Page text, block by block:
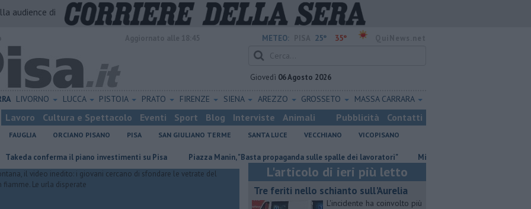
audience di
METEO: 25° 35°
Giovedì 06 Agosto 2026
LIVORNO LUCCA PISTOIA PRATO FIRENZE SIENA AREZZO GROSSETO MASSA CARRARA
Lavoro Cultura e Spettacolo Eventi Sport Blog Interviste Animali Pubblicità Contatti
FAUGLIA ORCIANO PISANO PISA SAN GIULIANO TERME SANTA LUCE VECCHIANO VICOPISANO
il piano investimenti su Pisa Piazza Manin, "Basta propaganda sulle spalle dei lavoratori" Misericordie Pisane, Novi confermato
L'articolo di ieri più letto
Tre feriti nello schianto sull'Aurelia
L'incidente ha coinvolto più